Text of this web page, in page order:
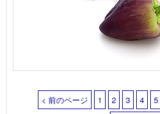
< 前のページ 1 2 3 4 5